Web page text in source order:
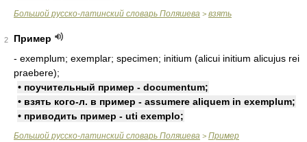
Большой русско-латинский словарь Поляшева > взять
2
Пример
- exemplum; exemplar; specimen; initium (alicui initium alicujus rei
praebere);
• поучительный пример - documentum;
• взять кого-л. в пример - assumere aliquem in exemplum;
• приводить пример - uti exemplo;
Большой русско-латинский словарь Поляшева > Пример